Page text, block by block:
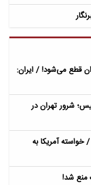
قطع می‌شود! / ایران:
شرور تهران در
خواسته آمریکا به
منع شد!